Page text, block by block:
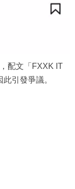
配文「FXXK IT
引發爭議。